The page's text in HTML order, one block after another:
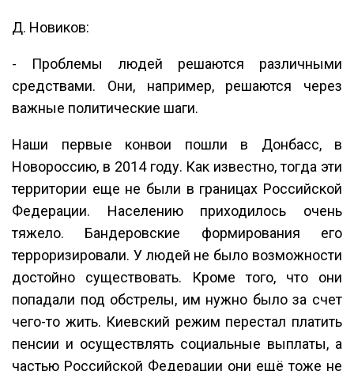
Д. Новиков:
- Проблемы людей решаются различными
средствами. Они, например, решаются через
важные политические шаги.
Наши первые конвои пошли в Донбасс, в
Новороссию, в 2014 году. Как известно, тогда эти
территории еще не были в границах Российской
Федерации. Населению приходилось очень
тяжело. Бандеровские формирования его
терроризировали. У людей не было возможности
достойно существовать. Кроме того, что они
попадали под обстрелы, им нужно было за счет
чего-то жить. Киевский режим перестал платить
пенсии и осуществлять социальные выплаты, а
частью Российской Федерации они ещё тоже не